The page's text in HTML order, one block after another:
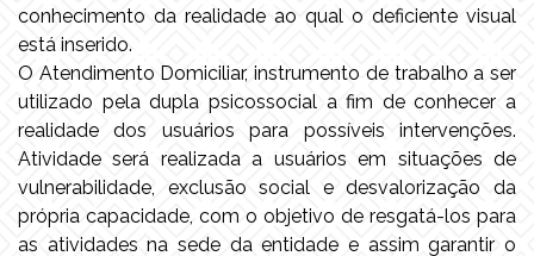
conhecimento da realidade ao qual o deficiente visual
está inserido.
O Atendimento Domiciliar, instrumento de trabalho a ser
utilizado pela dupla psicossocial a fim de conhecer a
realidade dos usuários para possíveis intervenções.
Atividade será realizada a usuários em situações de
vulnerabilidade, exclusão social e desvalorização da
própria capacidade, com o objetivo de resgatá-los para
as atividades na sede da entidade e assim garantir o